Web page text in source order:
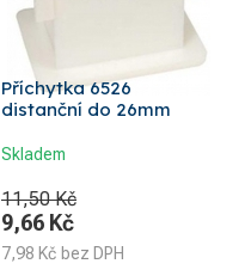
Příchytka 6526
distanční do 26mm
Skladem
11,50 Kč
9,66 Kč
7,98 Kč bez DPH